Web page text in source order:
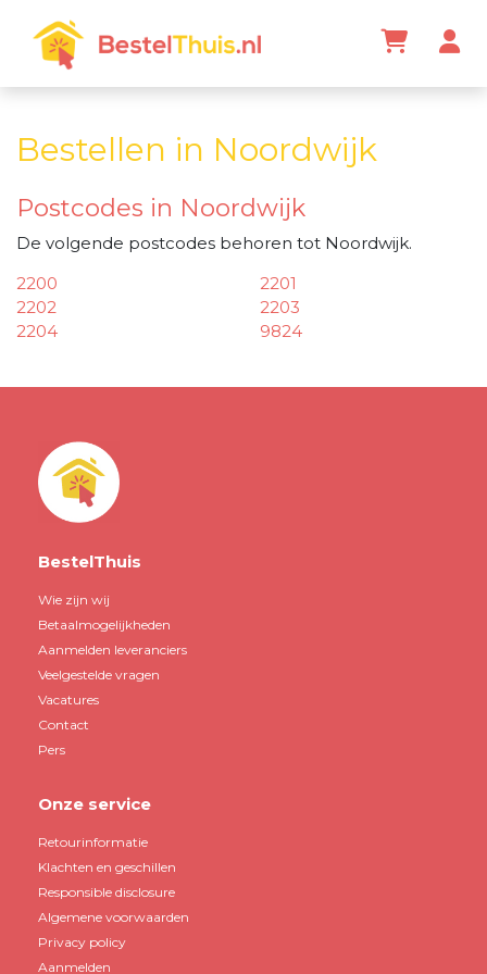
Bestellen in Noordwijk
Postcodes in Noordwijk
De volgende postcodes behoren tot Noordwijk.
2200
2201
2202
2203
2204
9824
BestelThuis
Wie zijn wij
Betaalmogelijkheden
Aanmelden leveranciers
Veelgestelde vragen
Vacatures
Contact
Pers
Onze service
Retourinformatie
Klachten en geschillen
Responsible disclosure
Algemene voorwaarden
Privacy policy
Aanmelden